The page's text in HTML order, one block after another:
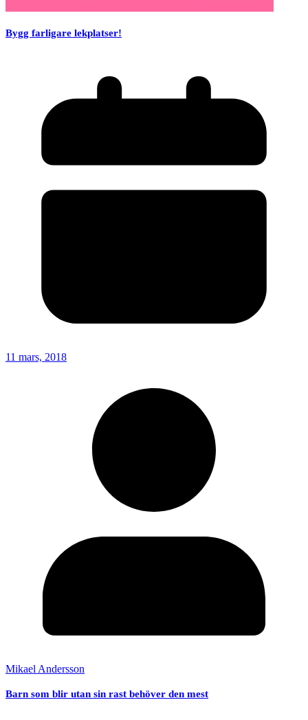
Bygg farligare lekplatser!
11 mars, 2018
Mikael Andersson
Barn som blir utan sin rast behöver den mest